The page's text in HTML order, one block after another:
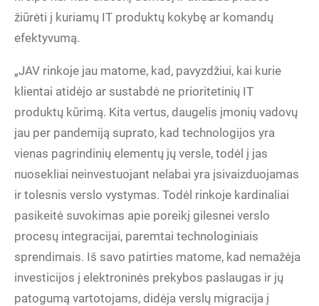
žiūrėti į kuriamų IT produktų kokybę ar komandų
efektyvumą.
„JAV rinkoje jau matome, kad, pavyzdžiui, kai kurie
klientai atidėjo ar sustabdė ne prioritetinių IT
produktų kūrimą. Kita vertus, daugelis įmonių vadovų
jau per pandemiją suprato, kad technologijos yra
vienas pagrindinių elementų jų versle, todėl į jas
nuosekliai neinvestuojant nelabai yra įsivaizduojamas
ir tolesnis verslo vystymas. Todėl rinkoje kardinaliai
pasikeitė suvokimas apie poreikį gilesnei verslo
procesų integracijai, paremtai technologiniais
sprendimais. Iš savo patirties matome, kad nemažėja
investicijos į elektroninės prekybos paslaugas ir jų
patogumą vartotojams, didėja verslų migracija į